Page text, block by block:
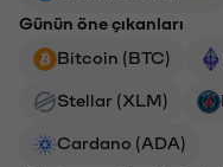
Günün öne çıkanları
Bitcoin (BTC)
Stellar (XLM)
Cardano (ADA)